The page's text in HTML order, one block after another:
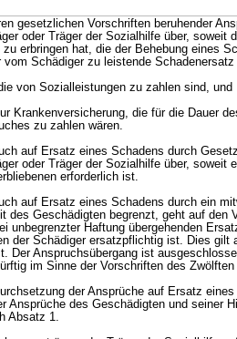
gesetzlichen Vorschriften beruhender
oder Träger der Sozialhilfe über, soweit
erbringen hat, die der Behebung eines
vom Schädiger zu leistende
von Sozialleistungen zu zahlen sind, und
Krankenversicherung, die für die Dauer
zu zahlen wären.
auf Ersatz eines Schadens durch
oder Träger der Sozialhilfe über,
erforderlich ist.
auf Ersatz eines Schadens durch ein
des Geschädigten begrenzt, geht auf den
unbegrenzter Haftung übergehenden
der Schädiger ersatzpflichtig ist. Dies gilt
Der Anspruchsübergang ist
im Sinne der Vorschriften des
der Ansprüche auf Ersatz
Ansprüche des Geschädigten und seiner
Absatz 1.